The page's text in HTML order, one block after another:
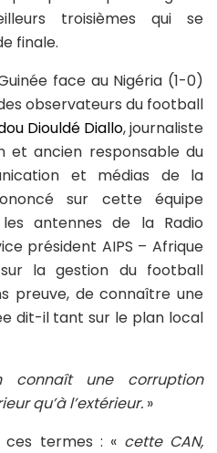
troisièmes qui se
finale.
face au Nigéria (1-0)
observateurs du football
Diouldé Diallo, journaliste
et ancien responsable du
et médias de la
sur cette équipe
antennes de la Radio
président AIPS – Afrique
la gestion du football
preuve, de connaître une
dit-il tant sur le plan local
connaît une corruption
qu’à l’extérieur. »
ces termes : « cette CAN,